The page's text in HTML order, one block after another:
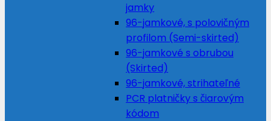
jamky
96-jamkové, s polovičným
profilom (Semi-skirted)
96-jamkové s obrubou
(Skirted)
96-jamkové, strihateľné
PCR platničky s čiarovým
kódom